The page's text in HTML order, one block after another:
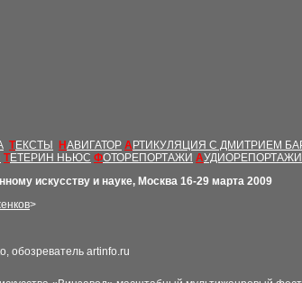
ТЕКСТЫ Н АВИГАТОР АРТИКУЛЯЦИЯ С ДМИТРИЕМ
ТЕТЕРИН НЬЮС ФОТОРЕПОРТАЖИ АУДИОРЕПОРТАЖИ
искусству и науке, Москва 16-29 марта 2009
>
обозреватель artinfo.ru